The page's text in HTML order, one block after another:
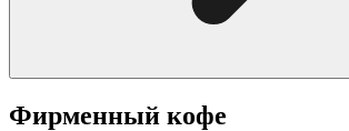
Фирменный кофе